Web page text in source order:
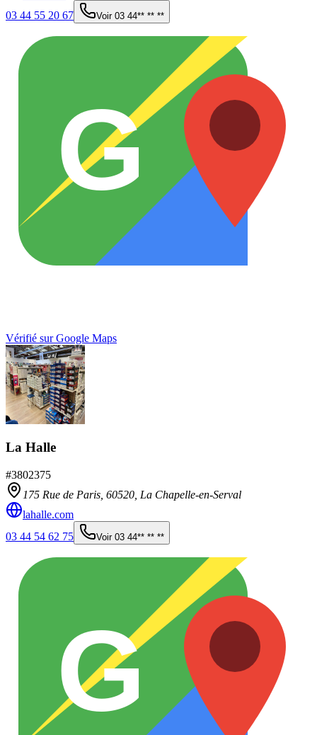
03 44 55 20 67
Voir 03 44** ** **
G
Vérifié sur Google Maps
La Halle
#3802375
175 Rue de Paris, 60520 La Chapelle-en-Serval
lahalle.com
03 44 54 62 75
Voir 03 44** ** **
G